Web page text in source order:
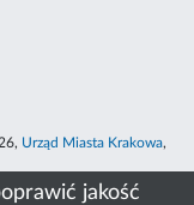
jakość
Urząd Miasta Krakowa,